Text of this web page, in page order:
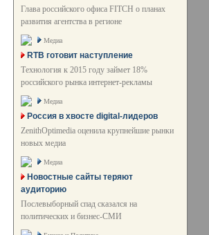
Глава российского офиса FITCH о планах
развития агентства в регионе
Медиа
RTB готовит наступление
Технология к 2015 году займет 18%
российского рынка интернет-рекламы
Медиа
Россия в хвосте digital-лидеров
ZenithOptimedia оценила крупнейшие рынки
новых медиа
Медиа
Новостные сайты теряют
аудиторию
Послевыборный спад сказался на
политических и бизнес-СМИ